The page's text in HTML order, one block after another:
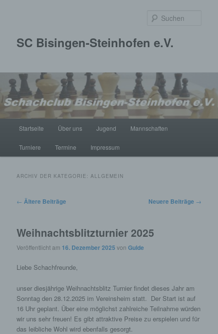
SC Bisingen-Steinhofen e.V.
Startseite Über uns Jugend Mannschaften
Turniere Termine Impressum
ARCHIV DER KATEGORIE:ALLGEMEIN
Beitragsnavigation
← Ältere Beiträge Neuere Beiträge →
Weihnachtsblitzturnier 2025
Veröffentlicht am 16. Dezember 2025 vonGulde
Liebe Schachfreunde,
unser diesjährigeWeihnachtsblitz Turnier findet dieses Jahr am
Sonntag den 28.12.2025 im Vereinsheim statt. Der Start ist auf
16 Uhr geplant. Über eine möglichst zahlreiche Teilnahme würden
wir uns sehr freuen! Es gibt attraktive Preise zu erspielen und für
das leibliche Wohl wird ebenfalls gesorgt.